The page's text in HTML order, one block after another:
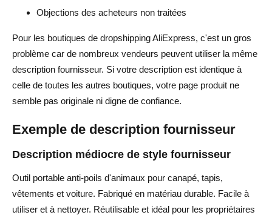
Objections des acheteurs non traitées
Pour les boutiques de dropshipping AliExpress, c'est un gros
problème car de nombreux vendeurs peuvent utiliser la même
description fournisseur. Si votre description est identique à
celle de toutes les autres boutiques, votre page produit ne
semble pas originale ni digne de confiance.
Exemple de description fournisseur
Description médiocre de style fournisseur
Outil portable anti-poils d'animaux pour canapé, tapis,
vêtements et voiture. Fabriqué en matériau durable. Facile à
utiliser et à nettoyer. Réutilisable et idéal pour les propriétaires